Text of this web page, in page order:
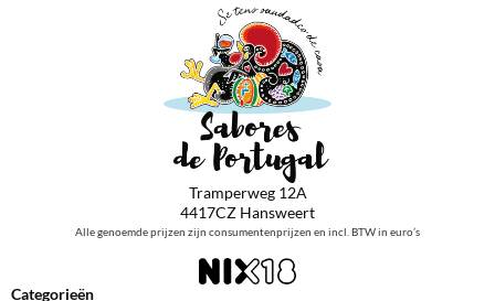
Tramperweg 12A
4417CZ Hansweert
Alle genoemde prijzen zijn consumentenprijzen en incl. BTW in euro’s
Categorieën